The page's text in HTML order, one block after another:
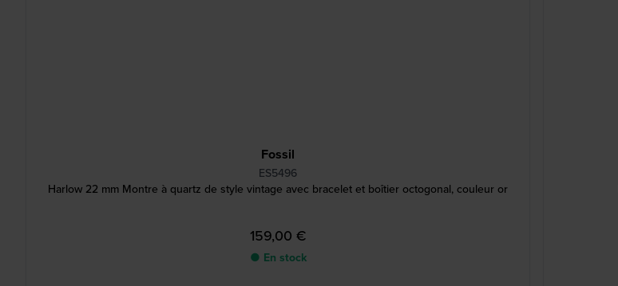
Fossil
ES5496
Harlow 22 mm Montre à quartz de style vintage avec bracelet et boîtier octogonal, couleur or
159,00 €
● En stock